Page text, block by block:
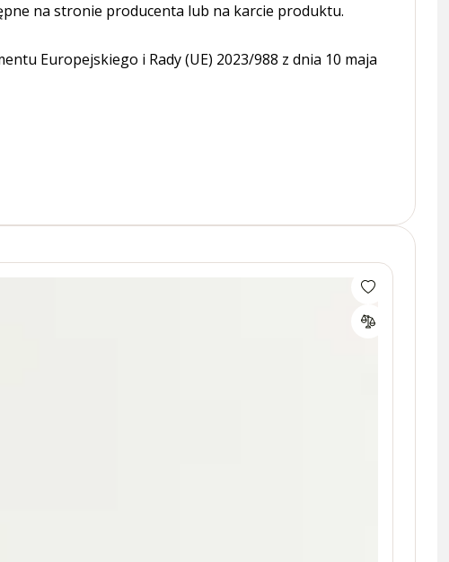
na stronie producenta lub na karcie produktu.
Europejskiego i Rady (UE) 2023/988 z dnia 10 maja